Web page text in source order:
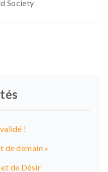
Society
!
de demain »
et de Désir